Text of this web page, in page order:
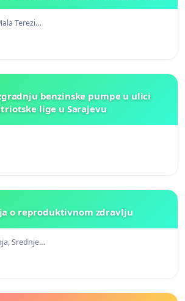
Terezi…
benzinske pumpe u ulici
lige u Sarajevu
o reproduktivnom zdravlju
Srednje…